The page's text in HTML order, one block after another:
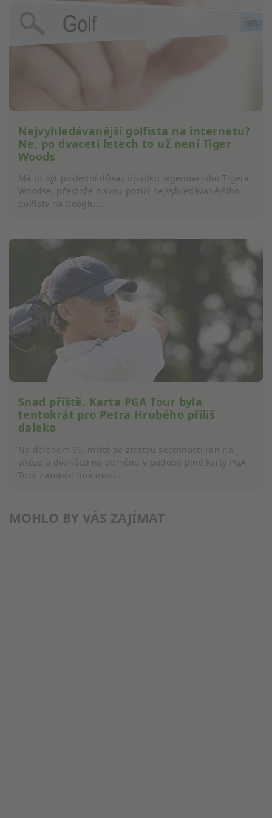
Nejvyhledávanější golfista na internetu?
Ne, po dvaceti letech to už není Tiger
Woods
Má to být poslední důkaz úpadku legendárního Tigera
Woodse, přestože o svou pozici nejvyhledávanějšího
golfisty na Googlu...
Snad příště. Karta PGA Tour byla
tentokrát pro Petra Hrubého příliš
daleko
Na děleném 96. místě se ztrátou sedmnácti ran na
vítěze a dvanácti na odměnu v podobě plné karty PGA
Tour zakončil finálovou...
MOHLO BY VÁS ZAJÍMAT
Vytváření profilů pro personalizovaný
Používání profilů pro výběr
personalizovaného obsahu
Porozumění publiku prostřednictvím
statistik nebo kombinací údajů z různých
zdrojů
Rozvoj a zlepšování služeb
Použití omezených údajů k výběru obsahu
Používání přesných údajů o zeměpisné
Identifikace zařízení na základě aktivně
vyžádaných informací
Účely zpracování, které nesouvisejí s IAB:
Nezbytné
Funkční
Reklamní